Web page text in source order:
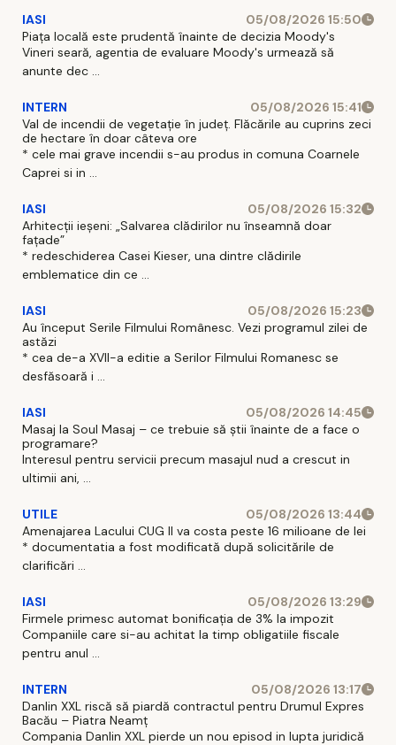
IASI
05/08/2026 15:50
Piața locală este prudentă înainte de decizia Moody's
Vineri seară, agentia de evaluare Moody's urmează să
anunte dec ...
INTERN
05/08/2026 15:41
Val de incendii de vegetație în județ. Flăcările au cuprins zeci
de hectare în doar câteva ore
* cele mai grave incendii s-au produs in comuna Coarnele
Caprei si in ...
IASI
05/08/2026 15:32
Arhitecții ieșeni: „Salvarea clădirilor nu înseamnă doar
fațade”
* redeschiderea Casei Kieser, una dintre clădirile
emblematice din ce ...
IASI
05/08/2026 15:23
Au început Serile Filmului Românesc. Vezi programul zilei de
astăzi
* cea de-a XVII-a editie a Serilor Filmului Romanesc se
desfăsoară i ...
IASI
05/08/2026 14:45
Masaj la Soul Masaj – ce trebuie să știi înainte de a face o
programare?
Interesul pentru servicii precum masajul nud a crescut in
ultimii ani, ...
UTILE
05/08/2026 13:44
Amenajarea Lacului CUG II va costa peste 16 milioane de lei
* documentatia a fost modificată după solicitările de
clarificări ...
IASI
05/08/2026 13:29
Firmele primesc automat bonificația de 3% la impozit
Companiile care si-au achitat la timp obligatiile fiscale
pentru anul ...
INTERN
05/08/2026 13:17
Danlin XXL riscă să piardă contractul pentru Drumul Expres
Bacău – Piatra Neamț
Compania Danlin XXL pierde un nou episod in lupta juridică